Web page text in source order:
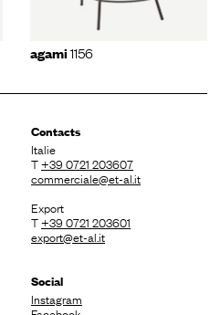
agami1156
Contacts
Italie
T+39 0721 203607
commerciale@et-al.it
Export
T+39 0721 203601
export@et-al.it
Social
Instagram